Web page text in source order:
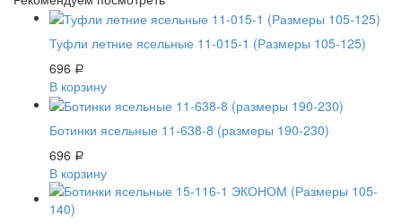
Туфли летние ясельные 11-015-1 (Размеры 105-125)
696 Р
В корзину
Ботинки ясельные 11-638-8 (размеры 190-230)
696 Р
В корзину